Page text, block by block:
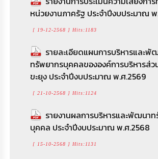
หน่วยงานภาครัฐ ประจําปีงบประมาณ
[ 19-12-2568 ] Hits:1183
รายละเอียดแผนการบริหารและพั
ทรัพยากรบุคคลขององค์การบริหารส่
ขะยุง ประจำปีงบประมาณ พ.ศ.2569
[ 21-10-2568 ] Hits:1124
รายงานผลการบริหารและพัฒนา
บุคคล ประจำปีงบประมาณ พ.ศ.2568
[ 15-10-2568 ] Hits:1131